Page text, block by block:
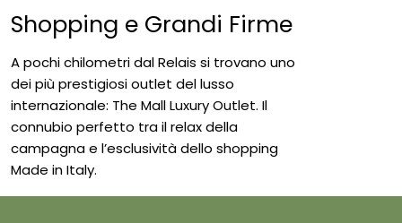
Shopping e Grandi Firme
A pochi chilometri dal Relais si trovano uno
dei più prestigiosi outlet del lusso
internazionale: The Mall Luxury Outlet. Il
connubio perfetto tra il relax della
campagna e l’esclusività dello shopping
Made in Italy.